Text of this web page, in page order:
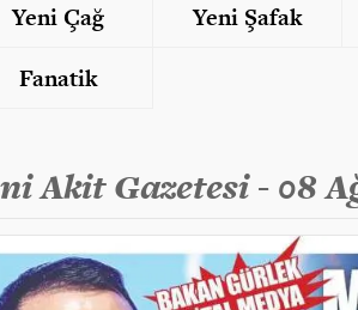
Yeni Çağ
Yeni Şafak
Fanatik
Akit Gazetesi - 08